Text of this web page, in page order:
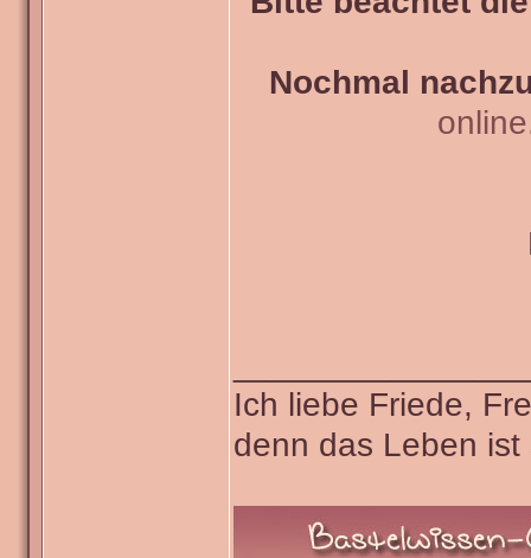
Nochmal
Ich liebe Friede,
denn das Leben